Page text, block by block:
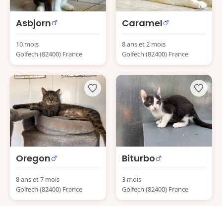
Asbjorn
10 mois
Golfech (82400) France
Caramel
8 ans et 2 mois
Golfech (82400) France
Oregon
8 ans et 7 mois
Golfech (82400) France
Biturbo
3 mois
Golfech (82400) France